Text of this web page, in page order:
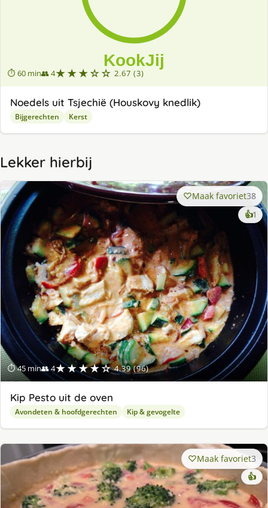
⏱ 60 min👥 4★★★☆☆ 2.67 (3)
Noedels uit Tsjechië (Houskovy knedlik)
Bijgerechten Kerst
Lekker hierbij
⏱ 45 min👥 4★★★★☆ 4.39 (96)
Maak favoriet38
👍1
Kip Pesto uit de oven
Avondeten & hoofdgerechten Kip & gevogelte
Maak favoriet3
👍